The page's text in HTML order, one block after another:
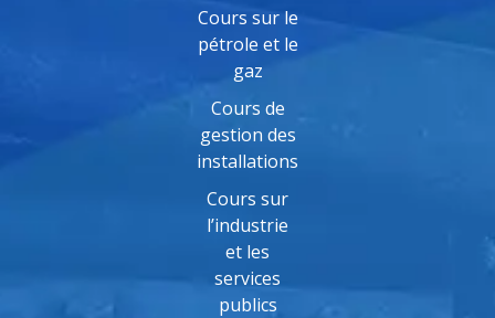
Cours sur le
pétrole et le
gaz
Cours de
gestion des
installations
Cours sur
l’industrie
et les
services
publics